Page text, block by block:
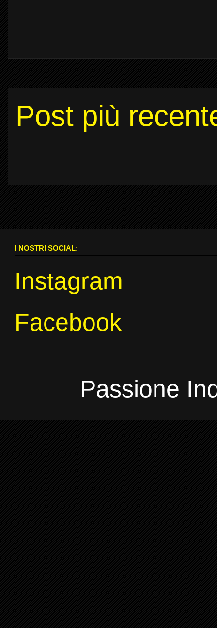
Post più
I NOSTRI SOCIAL:
Instagram
Facebook
Passione